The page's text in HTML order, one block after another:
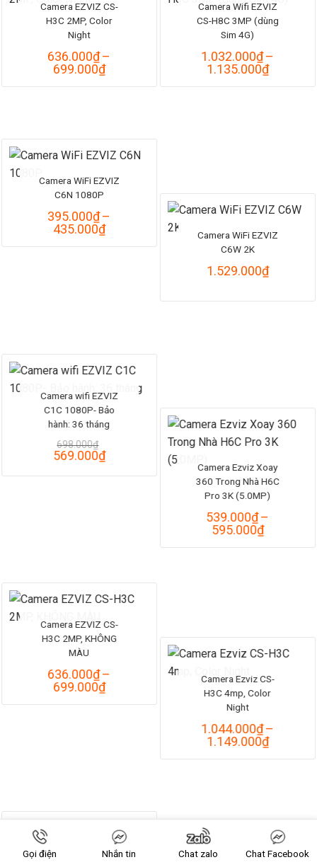
Camera EZVIZ CS-
H3C 2MP, Color
Night
636.000₫–
699.000₫Khoảng
giá:
Camera Wifi EZVIZ
CS-H8C 3MP (dùng
Sim 4G)
1.032.000₫–
1.135.000₫Khoảng
giá:
Camera WiFi EZVIZ
C6N 1080P
395.000₫–
435.000₫Khoảng
giá:
Camera WiFi EZVIZ
C6W 2K
1.529.000₫
Camera wifi EZVIZ
C1C 1080P- Bảo
hành: 36 tháng
698.000₫
Giá
là:
569.000₫Giá
hiện
tại
Camera Ezviz Xoay
360 Trong Nhà H6C
Pro 3K (5.0MP)
539.000₫–
595.000₫Khoảng
giá:
Camera EZVIZ CS-
H3C 2MP, KHÔNG
MÀU
636.000₫–
699.000₫Khoảng
giá:
Camera Ezviz CS-
H3C 4mp, Color
Night
1.044.000₫–
1.149.000₫Khoảng
giá:
Camera WiFi EZVIZ
Gọi điện Nhắn tin Chat zalo Chat Facebook